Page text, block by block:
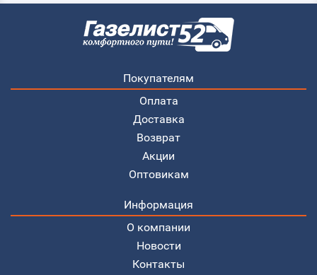
Покупателям
Оплата
Доставка
Возврат
Акции
Оптовикам
Информация
О компании
Новости
Контакты